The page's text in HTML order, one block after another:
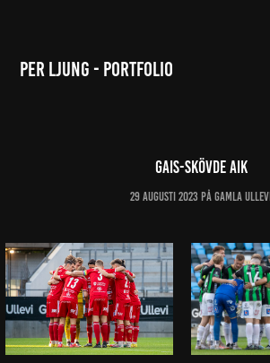
Per Ljung - Portfolio
GAIS-Skövde AIK
29 augusti 2023 på Gamla Ullevi